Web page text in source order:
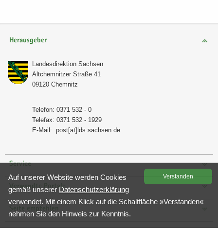
Herausgeber
Lan­des­di­rek­ti­on Sach­sen
Alt­chem­nit­zer Stra­ße 41
09120 Chem­nitz
Te­le­fon: 0371 532 - 0
Te­le­fax: 0371 532 - 1929
E-​Mail: post[at]lds.sach­sen.de
Service
Verwandte Portale
Ver­stan­den
Auf un­se­rer Web­site wer­den Coo­kies
gemäß un­se­rer Da­ten­schutz­er­klä­rung
ver­wen­det. Mit einem Klick auf die Schalt­flä­che »Ver­stan­den«
neh­men Sie den Hin­weis zur Kennt­nis.